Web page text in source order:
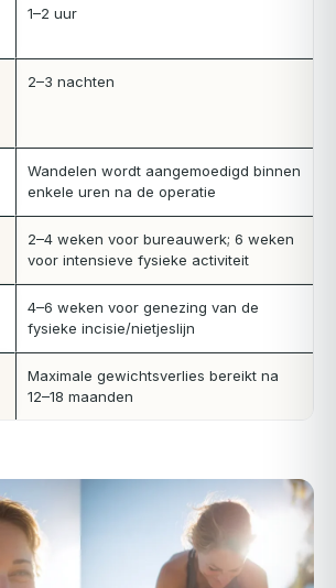
1–2 uur
2–3 nachten
Wandelen wordt aangemoedigd binnen
enkele uren na de operatie
2–4 weken voor bureauwerk; 6 weken
voor intensieve fysieke activiteit
4–6 weken voor genezing van de
fysieke incisie/nietjeslijn
Maximale gewichtsverlies bereikt na
12–18 maanden